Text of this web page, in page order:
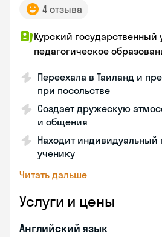
4 отзыва
Курский государственный
педагогическое
Переехала в Таиланд и
при посольстве
Создает дружескую
и общения
Находит
ученику
Читать дальше
Услуги и цены
Английский язык